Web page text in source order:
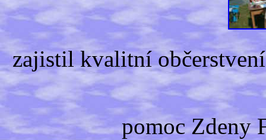
zajistil kvalitní
pomoc Zdeny